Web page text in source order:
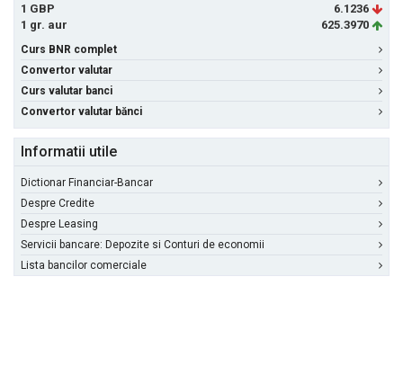
1 GBP
6.1236
1 gr. aur
625.3970
Curs BNR complet
Convertor valutar
Curs valutar banci
Convertor valutar bănci
Informatii utile
Dictionar Financiar-Bancar
Despre Credite
Despre Leasing
Servicii bancare: Depozite si Conturi de economii
Lista bancilor comerciale